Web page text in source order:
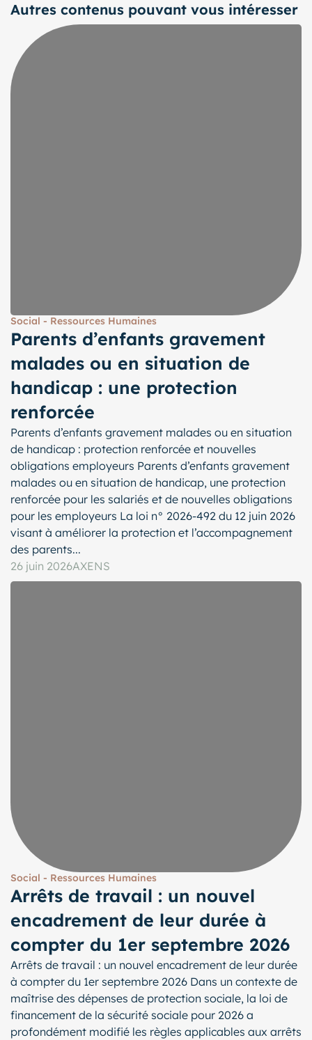
Autres contenus pouvant vous intéresser
Social - Ressources Humaines
Parents d’enfants gravement
malades ou en situation de
handicap : une protection
renforcée
Parents d’enfants gravement malades ou en situation
de handicap : protection renforcée et nouvelles
obligations employeurs Parents d’enfants gravement
malades ou en situation de handicap, une protection
renforcée pour les salariés et de nouvelles obligations
pour les employeurs La loi n° 2026-492 du 12 juin 2026
visant à améliorer la protection et l’accompagnement
des parents...
26 juin 2026AXENS
Social - Ressources Humaines
Arrêts de travail : un nouvel
encadrement de leur durée à
compter du 1er septembre 2026
Arrêts de travail : un nouvel encadrement de leur durée
à compter du 1er septembre 2026 Dans un contexte de
maîtrise des dépenses de protection sociale, la loi de
financement de la sécurité sociale pour 2026 a
profondément modifié les règles applicables aux arrêts